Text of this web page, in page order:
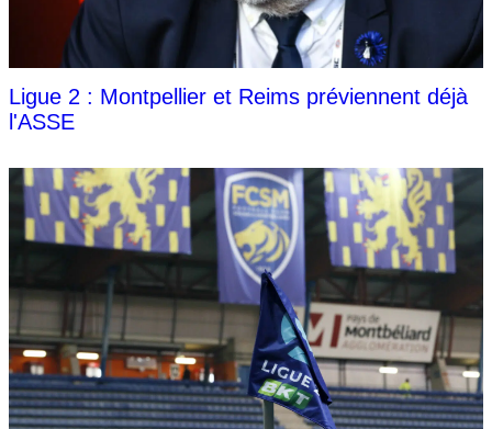
Ligue 2 : Montpellier et Reims préviennent déjà
l'ASSE